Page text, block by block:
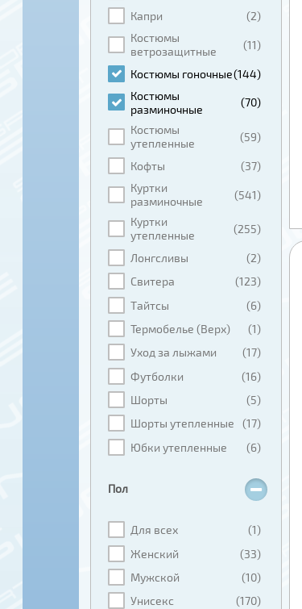
Капри
(2)
Костюмы
ветрозащитные
(11)
Костюмы гоночные(144)
Костюмы
разминочные
(70)
Костюмы
утепленные
(59)
Кофты
(37)
Куртки
разминочные
(541)
Куртки
утепленные
(255)
Лонгсливы
(2)
Свитера
(123)
Тайтсы
(6)
Термобелье (Верх)
(1)
Уход за лыжами
(17)
Футболки
(16)
Шорты
(5)
Шорты утепленные
(17)
Юбки утепленные
(6)
Пол
Для всех
(1)
Женский
(33)
Мужской
(10)
Унисекс
(170)